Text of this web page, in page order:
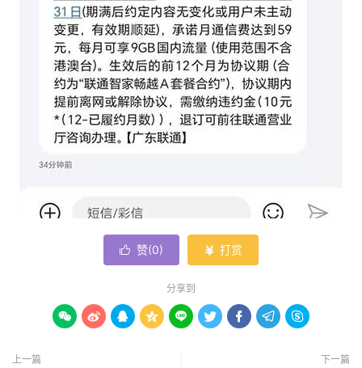
 赞(0)  打赏
分享到
        
上一篇 下一篇